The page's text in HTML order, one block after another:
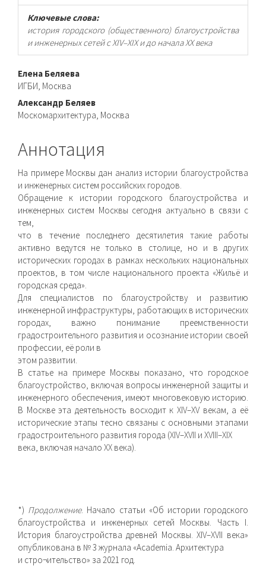
Ключевые слова:
история городского (общественного) благоустройства
и инженерных сетей с XIV–XIX и до начала XX века
Основное
содержимое
статьи
Елена Беляева
ИГБИ, Москва
Александр Беляев
Москомархитектура, Москва
Аннотация
На примере Москвы дан анализ истории благоустройства
и инженерных систем российских городов.
Обращение к истории городского благоустройства и
инженерных систем Москвы сегодня актуально в связи с
тем,
что в течение последнего десятилетия такие работы
активно ведутся не только в столице, но и в других
исторических городах в рамках нескольких национальных
проектов, в том числе национального проекта «Жильё и
городская среда».
Для специалистов по благоустройству и развитию
инженерной инфраструктуры, работающих в исторических
городах, важно понимание преемственности
градостроительного развития и осознание истории своей
профессии, её роли в
этом развитии.
В статье на примере Москвы показано, что городское
благоустройство, включая вопросы инженерной защиты и
инженерного обеспечения, имеют многовековую историю.
В Москве эта деятельность восходит к XIV–XV векам, а её
исторические этапы тесно связаны с основными этапами
градостроительного развития города (XIV–XVII и XVIII–XIX
века, включая начало XX века).
*) Продолжение. Начало статьи «Об истории городского
благоустройства и инженерных сетей Москвы. Часть I.
История благоустройства древней Москвы. XIV–XVII века»
опубликована в № 3 журнала «Academia. Архитектура
и стро¬ительство» за 2021 год.